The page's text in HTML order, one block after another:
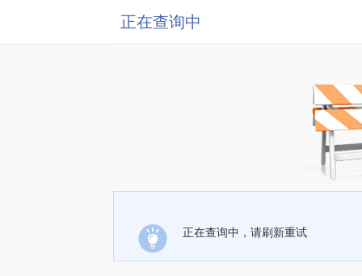
正在查询中
正在查询中，请刷新重试